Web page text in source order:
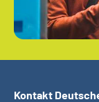
Kontakt